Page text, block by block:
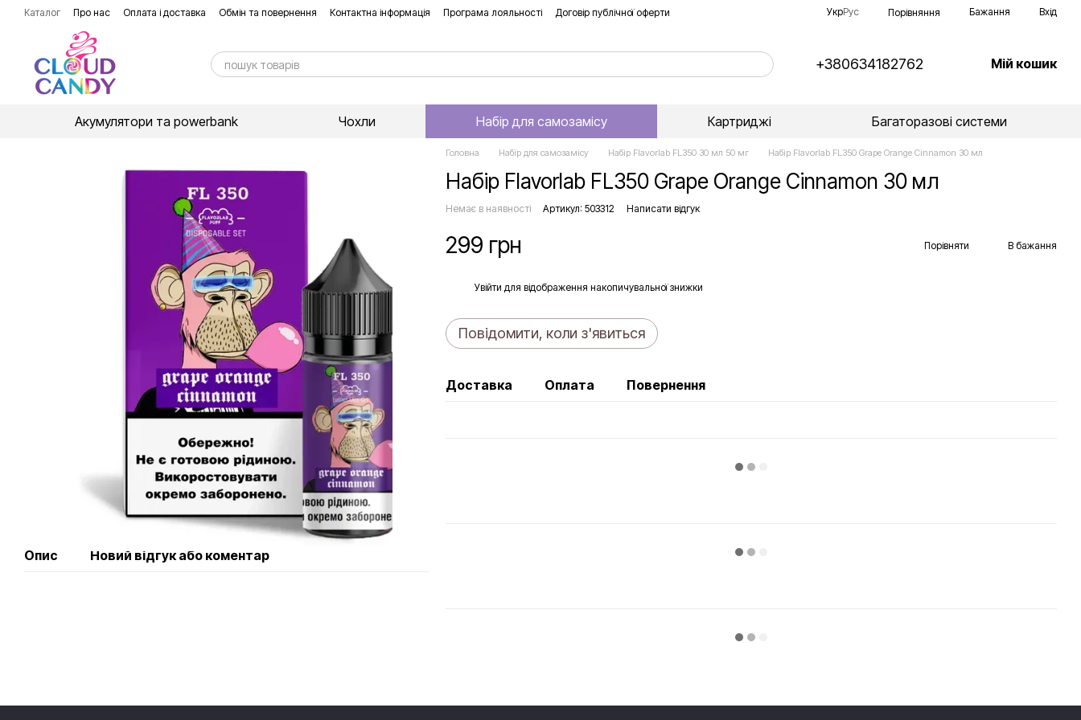
Перейти до основного контенту
Каталог Про нас Оплата і доставка Обмін та повернення Контактна інформація Програма лояльності Договір публічної оферти УкрРус Порівняння Бажання Вхід
+380634182762 Мій кошик
Акумулятори та powerbank Чохли Набір для самозамісу Картриджі Багаторазові системи
Опис Новий відгук або коментар
Головна Набір для самозамісу Набір Flavorlab FL350 30 мл 50 мг Набір Flavorlab FL350 Grape Orange Cinnamon 30 мл
Набір Flavorlab FL350 Grape Orange Cinnamon 30 мл
Немає в наявності Артикул: 503312 Написати відгук
299 грн Порівняти В бажання
Увійти для відображення накопичувальної знижки
Повідомити, коли з'явиться
Доставка Оплата Повернення